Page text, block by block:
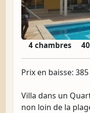
4 chambres
Prix en baisse:
Villa dans un
non loin de la